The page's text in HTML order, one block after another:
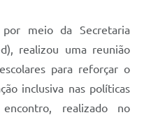
meio da Secretaria
realizou uma reunião
para reforçar o
inclusiva nas políticas
realizado no